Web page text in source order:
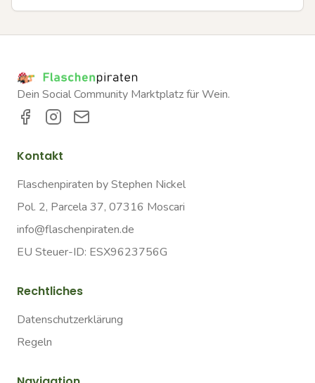
Dein Social Community Marktplatz für Wein.
Kontakt
Flaschenpiraten by Stephen Nickel
Pol. 2, Parcela 37, 07316 Moscari
info@flaschenpiraten.de
EU Steuer-ID: ESX9623756G
Rechtliches
Datenschutzerklärung
Regeln